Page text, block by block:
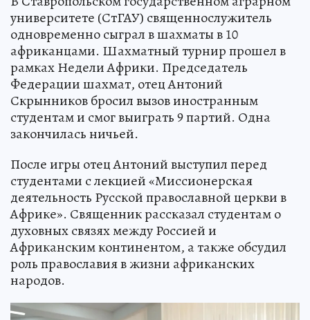
университете (СтГАУ) священнослужитель
одновременно сыграл в шахматы в 10
африканцами. Шахматный турнир прошел в
рамках Недели Африки. Председатель
Федерации шахмат, отец Антоний
Скрынников бросил вызов иностранным
студентам и смог выиграть 9 партий. Одна
закончилась ничьей.
После игры отец Антоний выступил перед
студентами с лекцией «Миссионерская
деятельность Русской православной церкви в
Африке». Священник рассказал студентам о
духовных связях между Россией и
Африканским континентом, а также обсудил
роль православия в жизни африканских
народов.